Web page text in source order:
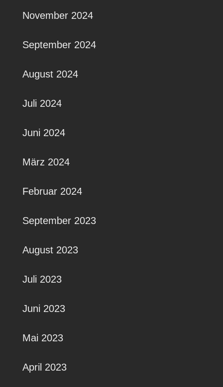
November 2024
September 2024
August 2024
Juli 2024
Juni 2024
März 2024
Februar 2024
September 2023
August 2023
Juli 2023
Juni 2023
Mai 2023
April 2023